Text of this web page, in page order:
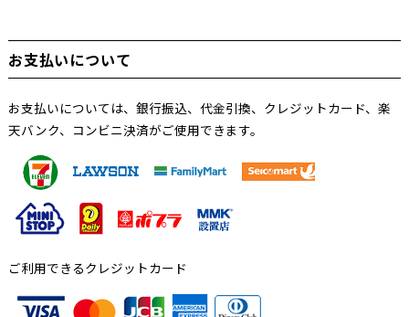
お支払いについて
お支払いについては、銀行振込、代金引換、クレジットカード、楽
天バンク、コンビニ決済がご使用できます。
ご利用できるクレジットカード